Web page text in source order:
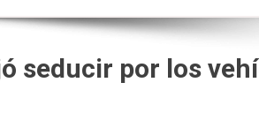
seducir por los